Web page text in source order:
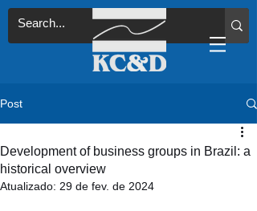
Post
Development of business groups in Brazil: a
historical overview
Atualizado: 29 de fev. de 2024